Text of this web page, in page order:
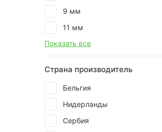
9 мм
11 мм
Показать все
Страна производитель
Бельгия
Нидерланды
Сербия